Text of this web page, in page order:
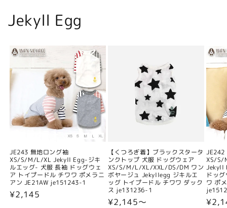
Jekyll Egg
JE243 無地ロング袖
XS/S/M/L/XL Jekyll Egg-ジキ
ルエッグ- 犬服 長袖 ドッグウェ
ア トイプードル チワワ ポメラニ
アン JE21AW je151243-1
通
¥2,145
【くつろぎ着】ブラックスタータ
ンクトップ 犬服 ドッグウェア
XS/S/M/L/XL/XXL/DS/DM ワン
ボヤージュ Jekyllegg ジキルエ
ッグ トイプードル チワワ ダック
ス je131236-1
通
¥2,145〜
JE242
XS/S/
Jekyll
ドッ
ワ ポ
通